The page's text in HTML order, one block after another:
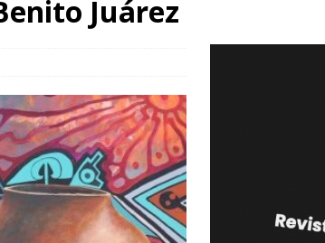
*Del sueño al respaldo
Juárez